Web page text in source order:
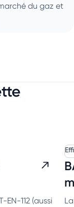
du gaz et
EN-112 (aussi